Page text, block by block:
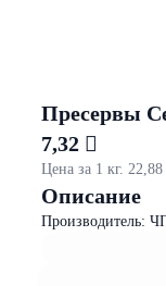
Пресервы
7,32 
Цена за 1 кг. 22,88
Описание
Производитель: